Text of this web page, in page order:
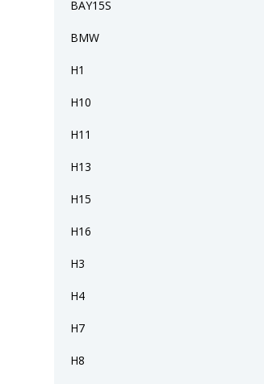
BAY15S
BMW
H1
H10
H11
H13
H15
H16
H3
H4
H7
H8